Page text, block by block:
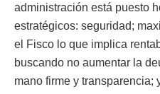
administración está puesto
estratégicos: seguridad;
el Fisco lo que implica
buscando no aumentar la
mano firme y transparencia;